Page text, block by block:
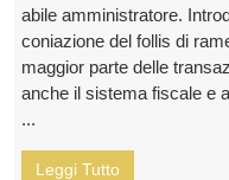
abile amministratore.
coniazione del follis di
maggior parte delle
anche il sistema fiscale e
...
Leggi Tutto